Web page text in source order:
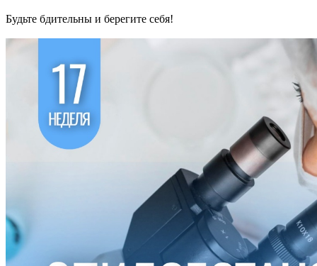
Будьте бдительны и берегите себя!